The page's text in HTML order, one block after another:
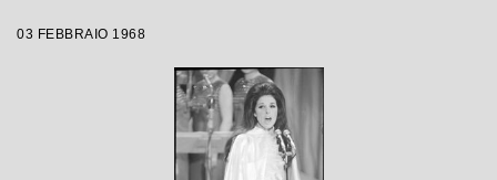
03 FEBBRAIO 1968